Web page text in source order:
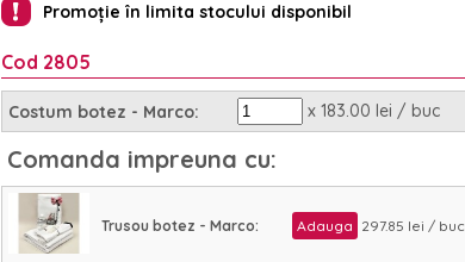
Promoție în limita stocului disponibil
Cod 2805
Costum botez - Marco: x 183.00 lei / buc
Comanda impreuna cu:
Trusou botez - Marco: Adauga 297.85 lei / buc